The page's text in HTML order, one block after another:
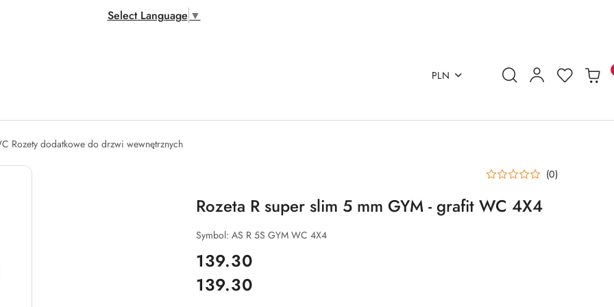
Select Language ▼
PLN
Rozety dodatkowe do drzwi wewnętrznych
(0)
Rozeta R super slim 5 mm GYM - grafit WC 4X4
Symbol: AS R 5S GYM WC 4X4
cena:
139.30
Cena:
139.30